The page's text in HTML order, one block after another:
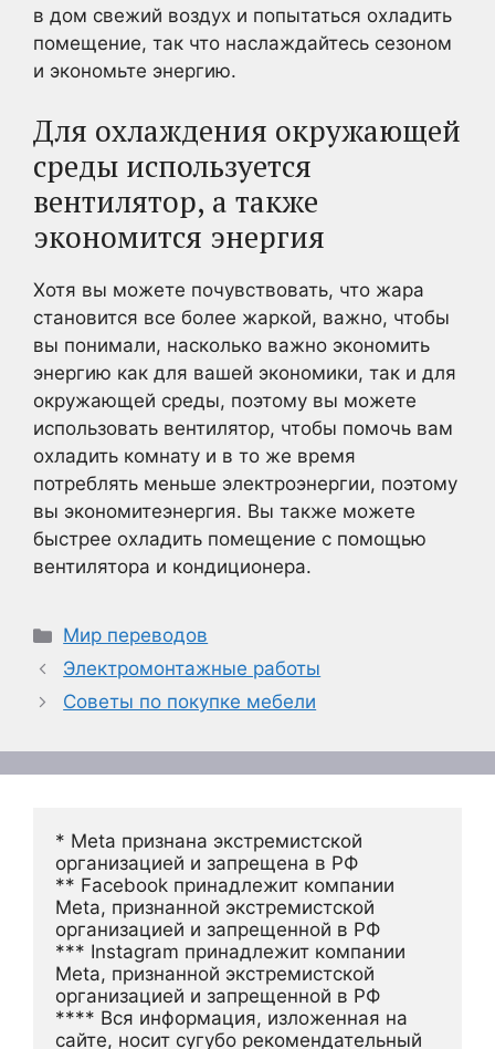
в дом свежий воздух и попытаться охладить
помещение, так что наслаждайтесь сезоном
и экономьте энергию.
Для охлаждения окружающей
среды используется
вентилятор, а также
экономится энергия
Хотя вы можете почувствовать, что жара
становится все более жаркой, важно, чтобы
вы понимали, насколько важно экономить
энергию как для вашей экономики, так и для
окружающей среды, поэтому вы можете
использовать вентилятор, чтобы помочь вам
охладить комнату и в то же время
потреблять меньше электроэнергии, поэтому
вы экономитеэнергия. Вы также можете
быстрее охладить помещение с помощью
вентилятора и кондиционера.
Рубрики
Мир переводов
Электромонтажные работы
Советы по покупке мебели
* Meta признана экстремистской
организацией и запрещена в РФ
** Facebook принадлежит компании
Meta, признанной экстремистской
организацией и запрещенной в РФ
*** Instagram принадлежит компании
Meta, признанной экстремистской
организацией и запрещенной в РФ
**** Вся информация, изложенная на
сайте, носит сугубо рекомендательный